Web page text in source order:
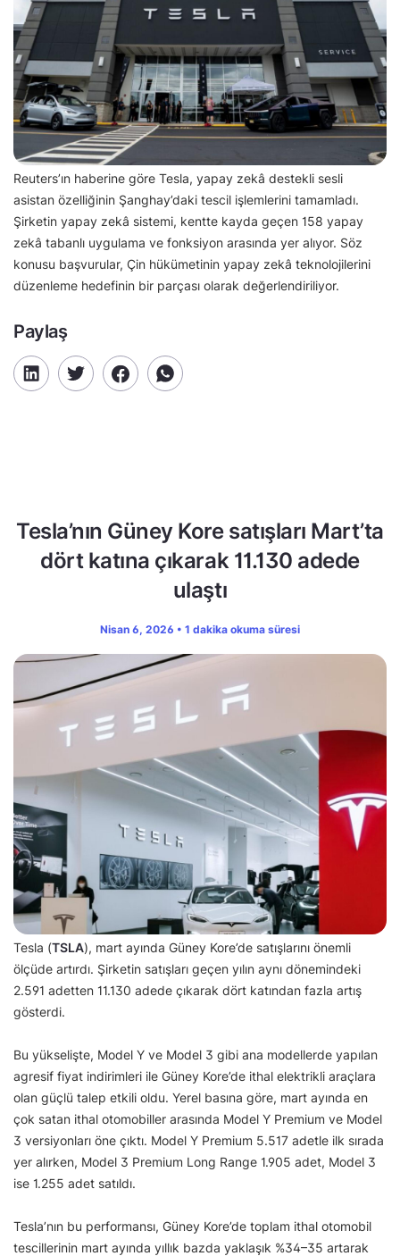
Reuters’ın haberine göre Tesla, yapay zekâ destekli sesli
asistan özelliğinin Şanghay’daki tescil işlemlerini tamamladı.
Şirketin yapay zekâ sistemi, kentte kayda geçen 158 yapay
zekâ tabanlı uygulama ve fonksiyon arasında yer alıyor. Söz
konusu başvurular, Çin hükümetinin yapay zekâ teknolojilerini
düzenleme hedefinin bir parçası olarak değerlendiriliyor.
Paylaş
Tesla’nın Güney Kore satışları Mart’ta
dört katına çıkarak 11.130 adede
ulaştı
Nisan 6, 2026 • 1 dakika okuma süresi
Tesla (TSLA), mart ayında Güney Kore’de satışlarını önemli
ölçüde artırdı. Şirketin satışları geçen yılın aynı dönemindeki
2.591 adetten 11.130 adede çıkarak dört katından fazla artış
gösterdi.
Bu yükselişte, Model Y ve Model 3 gibi ana modellerde yapılan
agresif fiyat indirimleri ile Güney Kore’de ithal elektrikli araçlara
olan güçlü talep etkili oldu. Yerel basına göre, mart ayında en
çok satan ithal otomobiller arasında Model Y Premium ve Model
3 versiyonları öne çıktı. Model Y Premium 5.517 adetle ilk sırada
yer alırken, Model 3 Premium Long Range 1.905 adet, Model 3
ise 1.255 adet satıldı.
Tesla’nın bu performansı, Güney Kore’de toplam ithal otomobil
tescillerinin mart ayında yıllık bazda yaklaşık %34–35 artarak